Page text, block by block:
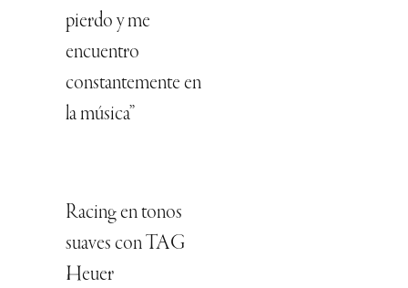
pierdo y me
encuentro
constantemente en
la música”
Racing en tonos
suaves con TAG
Heuer